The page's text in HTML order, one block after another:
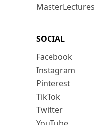
MasterLectures
SOCIAL
Facebook
Instagram
Pinterest
TikTok
Twitter